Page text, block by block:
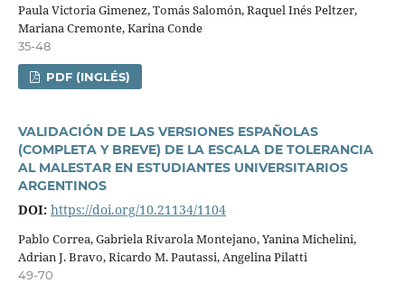
Paula Victoria Gimenez, Tomás Salomón, Raquel Inés Peltzer,
Mariana Cremonte, Karina Conde
35-48
PDF (INGLÉS)
VALIDACIÓN DE LAS VERSIONES ESPAÑOLAS
(COMPLETA Y BREVE) DE LA ESCALA DE TOLERANCIA
AL MALESTAR EN ESTUDIANTES UNIVERSITARIOS
ARGENTINOS
DOI: https://doi.org/10.21134/1104
Pablo Correa, Gabriela Rivarola Montejano, Yanina Michelini,
Adrian J. Bravo, Ricardo M. Pautassi, Angelina Pilatti
49-70